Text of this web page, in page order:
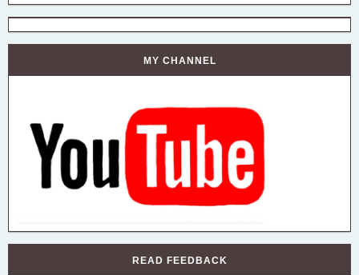
MY CHANNEL
READ FEEDBACK